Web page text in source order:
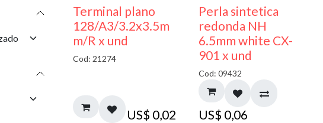
Terminal plano
128/A3/3.2x3.5m
m/R x und
Cod: 21274
US$ 0,02
Perla sintetica
redonda NH
6.5mm white CX-
901 x und
Cod: 09432
US$ 0,06